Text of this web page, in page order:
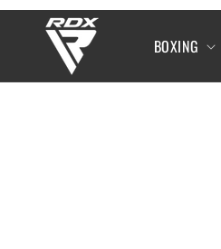
SKIP TO
CONTENT
BOXING